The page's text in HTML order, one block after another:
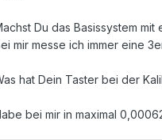
Du das Basissystem mit
mir messe ich immer eine
hat Dein Taster bei der
bei mir in maximal